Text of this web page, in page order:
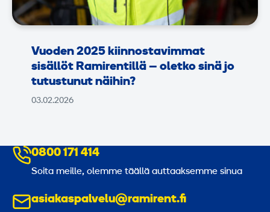
Vuoden 2025 kiinnostavimmat
sisällöt Ramirentillä – oletko sinä jo
tutustunut näihin?
03.02.2026
0800 171 414
Soita meille, olemme täällä auttaaksemme sinua
asiakaspalvelu@ramirent.fi